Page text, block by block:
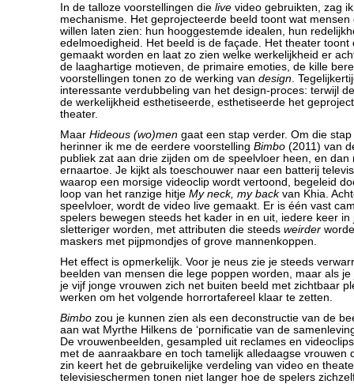
In de talloze voorstellingen die live video gebruikten, zag
mechanisme. Het geprojecteerde beeld toont wat mensen
willen laten zien: hun hooggestemde idealen, hun
edelmoedigheid. Het beeld is de façade. Het theater toont
gemaakt worden en laat zo zien welke werkelijkheid er
de laaghartige motieven, de primaire emoties, de kille
voorstellingen tonen zo de werking van design.
interessante verdubbeling van het design-proces: terwijl
de werkelijkheid esthetiseerde, esthetiseerde het
theater.
Maar Hideous (wo)men gaat een stap verder. Om die
herinner ik me de eerdere voorstelling Bimbo (2011) van
publiek zat aan drie zijden om de speelvloer heen, en dan
ernaartoe. Je kijkt als toeschouwer naar een batterij
waarop een morsige videoclip wordt vertoond, begeleid
loop van het ranzige hitje My neck, my backvan Khia.
speelvloer, wordt de video live gemaakt. Er is één vast
spelers bewegen steeds het kader in en uit, iedere keer
sletteriger worden, met attributen die steeds weirder
maskers met pijpmondjes of grove mannenkoppen.
Het effect is opmerkelijk. Voor je neus zie je steeds
beelden van mensen die lege poppen worden, maar als
je vijf jonge vrouwen zich net buiten beeld met zichtbaar
werken om het volgende horrortafereel klaar te zetten.
Bimbo zou je kunnen zien als een deconstructie van de
aan wat Myrthe Hilkens de ‘pornificatie van de
De vrouwenbeelden, gesampled uit reclames en
met de aanraakbare en toch tamelijk alledaagse vrouwen
zin keert het de gebruikelijke verdeling van video en
televisieschermen tonen niet langer hoe de spelers